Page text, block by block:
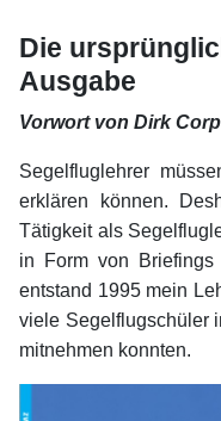
Die
Ausgabe
Vorwort von Dirk
Segelfluglehrer
erklären können.
Tätigkeit als
in Form von Briefings
entstand 1995 mein
viele Segelflugschüler
mitnehmen konnten.